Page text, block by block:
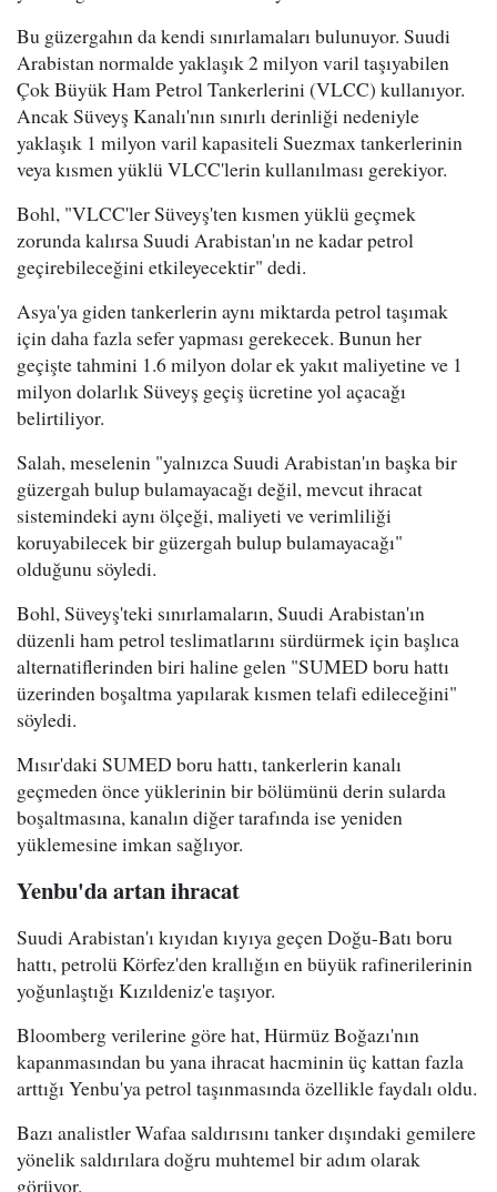
Bu güzergahın da kendi sınırlamaları bulunuyor. Suudi
Arabistan normalde yaklaşık 2 milyon varil taşıyabilen
Çok Büyük Ham Petrol Tankerlerini (VLCC) kullanıyor.
Ancak Süveyş Kanalı'nın sınırlı derinliği nedeniyle
yaklaşık 1 milyon varil kapasiteli Suezmax tankerlerinin
veya kısmen yüklü VLCC'lerin kullanılması gerekiyor.
Bohl, "VLCC'ler Süveyş'ten kısmen yüklü geçmek
zorunda kalırsa Suudi Arabistan'ın ne kadar petrol
geçirebileceğini etkileyecektir" dedi.
Asya'ya giden tankerlerin aynı miktarda petrol taşımak
için daha fazla sefer yapması gerekecek. Bunun her
geçişte tahmini 1.6 milyon dolar ek yakıt maliyetine ve 1
milyon dolarlık Süveyş geçiş ücretine yol açacağı
belirtiliyor.
Salah, meselenin "yalnızca Suudi Arabistan'ın başka bir
güzergah bulup bulamayacağı değil, mevcut ihracat
sistemindeki aynı ölçeği, maliyeti ve verimliliği
koruyabilecek bir güzergah bulup bulamayacağı"
olduğunu söyledi.
Bohl, Süveyş'teki sınırlamaların, Suudi Arabistan'ın
düzenli ham petrol teslimatlarını sürdürmek için başlıca
alternatiflerinden biri haline gelen "SUMED boru hattı
üzerinden boşaltma yapılarak kısmen telafi edileceğini"
söyledi.
Mısır'daki SUMED boru hattı, tankerlerin kanalı
geçmeden önce yüklerinin bir bölümünü derin sularda
boşaltmasına, kanalın diğer tarafında ise yeniden
yüklemesine imkan sağlıyor.
Yenbu'da artan ihracat
Suudi Arabistan'ı kıyıdan kıyıya geçen Doğu-Batı boru
hattı, petrolü Körfez'den krallığın en büyük rafinerilerinin
yoğunlaştığı Kızıldeniz'e taşıyor.
Bloomberg verilerine göre hat, Hürmüz Boğazı'nın
kapanmasından bu yana ihracat hacminin üç kattan fazla
arttığı Yenbu'ya petrol taşınmasında özellikle faydalı oldu.
Bazı analistler Wafaa saldırısını tanker dışındaki gemilere
yönelik saldırılara doğru muhtemel bir adım olarak
görüyor.